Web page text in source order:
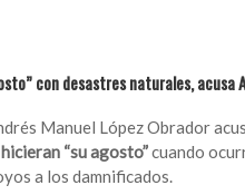
con desastres naturales, acusa
Manuel López Obrador
“su agosto”cuando
a los damnificados.